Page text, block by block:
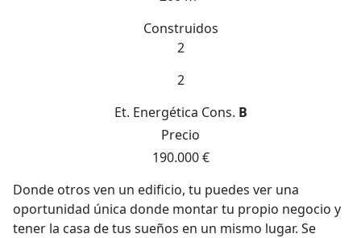
Construidos
2
2
Et. Energética Cons. B
Precio
190.000 €
Donde otros ven un edificio, tu puedes ver una
oportunidad única donde montar tu propio negocio y
tener la casa de tus sueños en un mismo lugar. Se